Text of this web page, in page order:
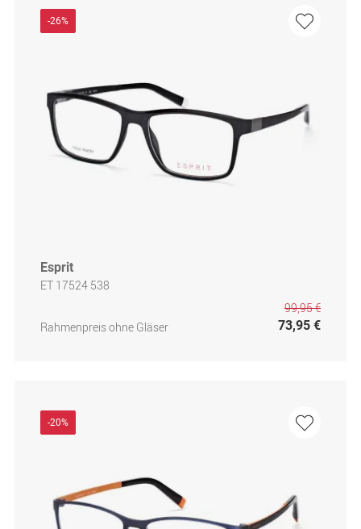
-26%
Esprit
ET 17524 538
Rahmenpreis ohne Gläser
99,95 €
73,95 €
-20%